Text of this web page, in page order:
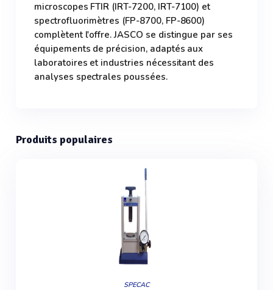
microscopes FTIR (IRT-7200, IRT-7100) et
spectrofluorimètres (FP-8700, FP-8600)
complètent l'offre. JASCO se distingue par ses
équipements de précision, adaptés aux
laboratoires et industries nécessitant des
analyses spectrales poussées.
Produits populaires
SPECAC